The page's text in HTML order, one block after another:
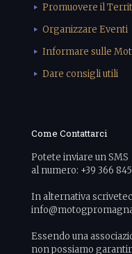
Promuovere il
Organizzare Eventi
Informare sulle
Dare consigli utili
Come Contattarci
Potete inviare un SMS
al numero: +39 366
In alternativa
Essendo una
non possiamo